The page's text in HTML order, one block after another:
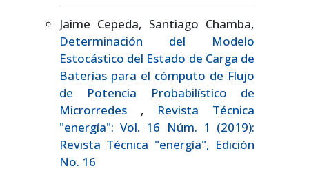
Jaime Cepeda, Santiago Chamba,
Determinación del Modelo
Estocástico del Estado de Carga de
Baterías para el cómputo de Flujo
de Potencia Probabilístico de
Microrredes , Revista Técnica
"energía": Vol. 16 Núm. 1 (2019):
Revista Técnica "energía", Edición
No. 16